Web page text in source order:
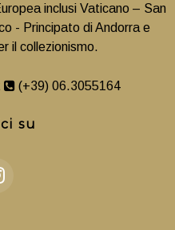
inclusi Vaticano – San
- Principato di Andorra e
il collezionismo.
(+39) 06.3055164
su